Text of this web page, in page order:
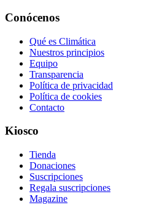
Conócenos
Qué es Climática
Nuestros principios
Equipo
Transparencia
Política de privacidad
Política de cookies
Contacto
Kiosco
Tienda
Donaciones
Suscripciones
Regala suscripciones
Magazine